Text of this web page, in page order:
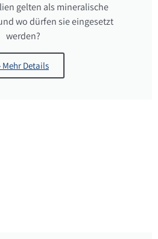
gelten als mineralische
wo dürfen sie eingesetzt
werden?
Mehr Details